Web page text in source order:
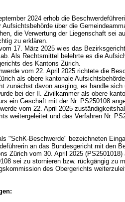
2024 erhob die
Aufsichtsbehörde über die
die Verwertung der Liegenschaft sei
zu erklären.
17. März 2025 wies das
Als Rechtsmittel belehrte es die
des Kantons Zürich.
vom 22. April 2025 richtete die
als obere kantonale
zunächst davon ausging, es handle
bei der Il. Zivilkammer als obere
ein Geschäft mit der Nr. PS250108
vom 22. April 2025
weitergeleitet und das Verfahren Nr.
"SchK-Beschwerde" bezeichneten
an das Bundesgericht mit den
Zürich vom 30. April 2025
sei zu stornieren bzw. rückgängig zu
des Obergerichts